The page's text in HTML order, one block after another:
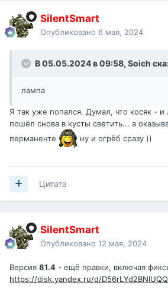
SilentSmart
Опубликовано 6 мая, 2024
В 05.05.2024 в 09:58, Soich
лампа
Я так уже попался. Думал, что косяк - и
пошёл снова в кусты светить... а
перманенте
ну и огрёб сразу ))
Цитата
SilentSmart
Опубликовано 12 мая, 2024
Версия 81.4 - ещё правки, включая
https://disk.yandex.ru/d/D56rLYd2BNlUQQ